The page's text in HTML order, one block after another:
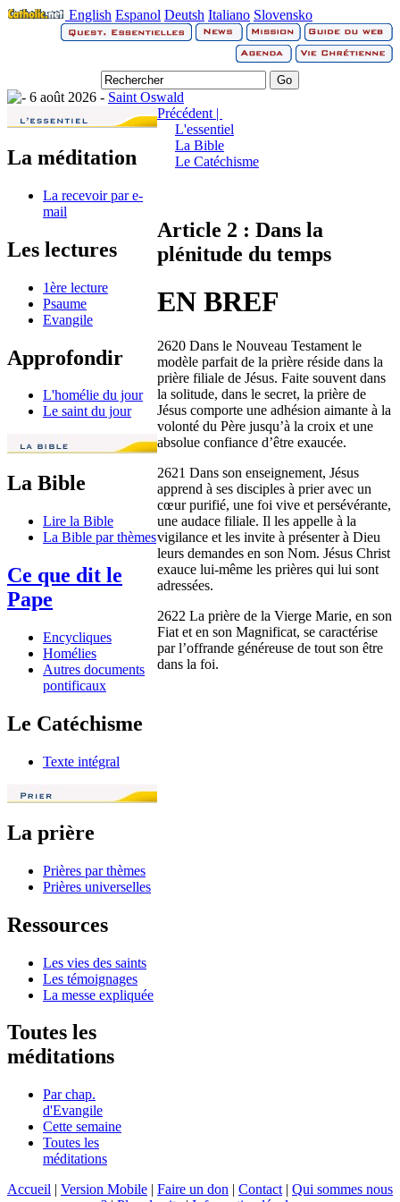
English Espanol Deutsh Italiano Slovensko
6 août 2026 - Saint Oswald
La méditation
La recevoir par e-
mail
Les lectures
1ère lecture
Psaume
Evangile
Approfondir
L'homélie du jour
Le saint du jour
La Bible
Lire la Bible
La Bible par thèmes
Ce que dit le
Pape
Encycliques
Homélies
Autres documents
pontificaux
Le Catéchisme
Texte intégral
La prière
Prières par thèmes
Prières universelles
Ressources
Les vies des saints
Les témoignages
La messe expliquée
Toutes les
méditations
Par chap.
d'Evangile
Cette semaine
Toutes les
méditations
Précédent |
L'essentiel
La Bible
Le Catéchisme
Article 2 : Dans la
plénitude du temps
EN BREF
2620 Dans le Nouveau Testament le
modèle parfait de la prière réside dans la
prière filiale de Jésus. Faite souvent dans
la solitude, dans le secret, la prière de
Jésus comporte une adhésion aimante à la
volonté du Père jusqu’à la croix et une
absolue confiance d’être exaucée.
2621 Dans son enseignement, Jésus
apprend à ses disciples à prier avec un
cœur purifié, une foi vive et persévérante,
une audace filiale. Il les appelle à la
vigilance et les invite à présenter à Dieu
leurs demandes en son Nom. Jésus Christ
exauce lui-même les prières qui lui sont
adressées.
2622 La prière de la Vierge Marie, en son
Fiat et en son Magnificat, se caractérise
par l’offrande généreuse de tout son être
dans la foi.
Accueil | Version Mobile | Faire un don | Contact | Qui sommes nous